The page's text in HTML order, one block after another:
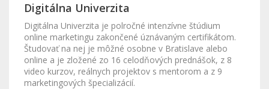
Digitálna Univerzita
Digitálna Univerzita je polročné intenzívne štúdium
online marketingu zakončené úznávaným certifikátom.
Študovať na nej je môžné osobne v Bratislave alebo
online a je zložené zo 16 celodňových prednášok, z 8
video kurzov, reálnych projektov s mentorom a z 9
marketingových špecializácií.